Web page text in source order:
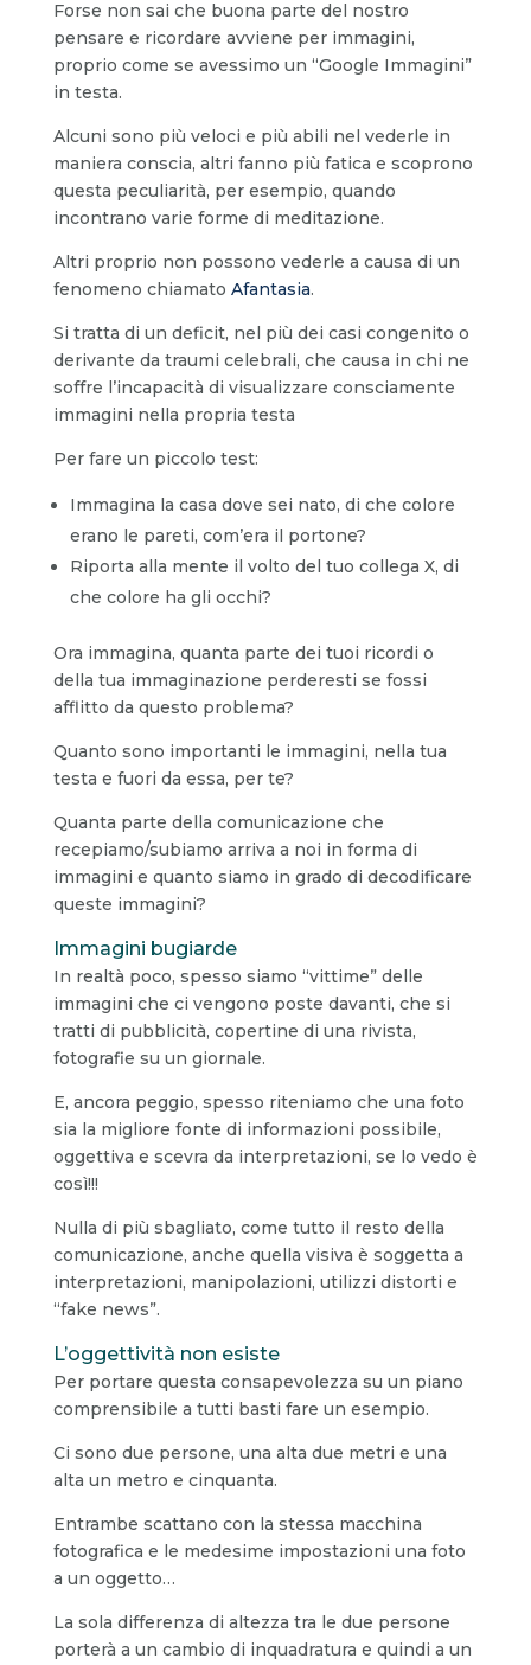
Forse non sai che buona parte del nostro
pensare e ricordare avviene per immagini,
proprio come se avessimo un “Google Immagini”
in testa.
Alcuni sono più veloci e più abili nel vederle in
maniera conscia, altri fanno più fatica e scoprono
questa peculiarità, per esempio, quando
incontrano varie forme di meditazione.
Altri proprio non possono vederle a causa di un
fenomeno chiamato Afantasia.
Si tratta di un deficit, nel più dei casi congenito o
derivante da traumi celebrali, che causa in chi ne
soffre l’incapacità di visualizzare consciamente
immagini nella propria testa
Per fare un piccolo test:
Immagina la casa dove sei nato, di che colore
erano le pareti, com’era il portone?
Riporta alla mente il volto del tuo collega X, di
che colore ha gli occhi?
Ora immagina, quanta parte dei tuoi ricordi o
della tua immaginazione perderesti se fossi
afflitto da questo problema?
Quanto sono importanti le immagini, nella tua
testa e fuori da essa, per te?
Quanta parte della comunicazione che
recepiamo/subiamo arriva a noi in forma di
immagini e quanto siamo in grado di decodificare
queste immagini?
Immagini bugiarde
In realtà poco, spesso siamo “vittime” delle
immagini che ci vengono poste davanti, che si
tratti di pubblicità, copertine di una rivista,
fotografie su un giornale.
E, ancora peggio, spesso riteniamo che una foto
sia la migliore fonte di informazioni possibile,
oggettiva e scevra da interpretazioni, se lo vedo è
così!!!
Nulla di più sbagliato, come tutto il resto della
comunicazione, anche quella visiva è soggetta a
interpretazioni, manipolazioni, utilizzi distorti e
“fake news”.
L’oggettività non esiste
Per portare questa consapevolezza su un piano
comprensibile a tutti basti fare un esempio.
Ci sono due persone, una alta due metri e una
alta un metro e cinquanta.
Entrambe scattano con la stessa macchina
fotografica e le medesime impostazioni una foto
a un oggetto…
La sola differenza di altezza tra le due persone
porterà a un cambio di inquadratura e quindi a un